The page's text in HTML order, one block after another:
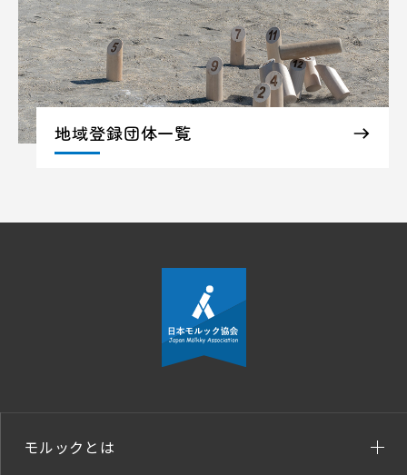
地域登録団体一覧
モルックとは